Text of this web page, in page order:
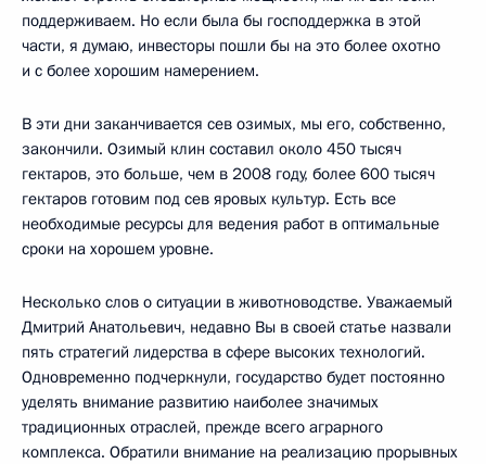
поддерживаем. Но если была бы господдержка в этой
части, я думаю, инвесторы пошли бы на это более охотно
и с более хорошим намерением.
В эти дни заканчивается сев озимых, мы его, собственно,
закончили. Озимый клин составил около 450 тысяч
гектаров, это больше, чем в 2008 году, более 600 тысяч
гектаров готовим под сев яровых культур. Есть все
необходимые ресурсы для ведения работ в оптимальные
сроки на хорошем уровне.
Несколько слов о ситуации в животноводстве. Уважаемый
Дмитрий Анатольевич, недавно Вы в своей статье назвали
пять стратегий лидерства в сфере высоких технологий.
Одновременно подчеркнули, государство будет постоянно
уделять внимание развитию наиболее значимых
традиционных отраслей, прежде всего аграрного
комплекса. Обратили внимание на реализацию прорывных